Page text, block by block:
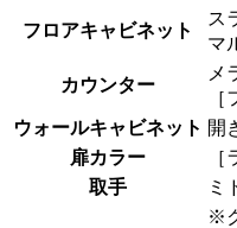
フロアキャビネット
ス
マ
カウンター
メ
ウォールキャビネット 開
扉カラー
取手
ミ
※